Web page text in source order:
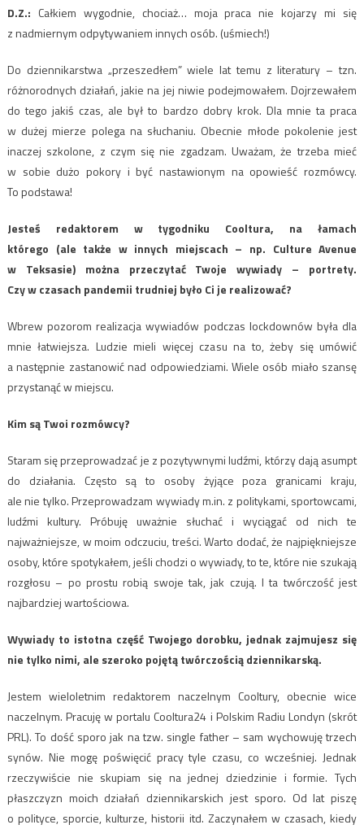
D.Z.: Całkiem wygodnie, chociaż… moja praca nie kojarzy mi się
z nadmiernym odpytywaniem innych osób. (uśmiech!)
Do dziennikarstwa „przeszedłem” wiele lat temu z literatury – tzn.
różnorodnych działań, jakie na jej niwie podejmowałem. Dojrzewałem
do tego jakiś czas, ale był to bardzo dobry krok. Dla mnie ta praca
w dużej mierze polega na słuchaniu. Obecnie młode pokolenie jest
inaczej szkolone, z czym się nie zgadzam. Uważam, że trzeba mieć
w sobie dużo pokory i być nastawionym na opowieść rozmówcy.
To podstawa!
Jesteś redaktorem w tygodniku Cooltura, na łamach
którego (ale także w innych miejscach – np. Culture Avenue
w Teksasie) można przeczytać Twoje wywiady – portrety.
Czy w czasach pandemii trudniej było Ci je realizować?
Wbrew pozorom realizacja wywiadów podczas lockdownów była dla
mnie łatwiejsza. Ludzie mieli więcej czasu na to, żeby się umówić
a następnie zastanowić nad odpowiedziami. Wiele osób miało szansę
przystanąć w miejscu.
Kim są Twoi rozmówcy?
Staram się przeprowadzać je z pozytywnymi ludźmi, którzy dają asumpt
do działania. Często są to osoby żyjące poza granicami kraju,
ale nie tylko. Przeprowadzam wywiady m.in. z politykami, sportowcami,
ludźmi kultury. Próbuję uważnie słuchać i wyciągać od nich te
najważniejsze, w moim odczuciu, treści. Warto dodać, że najpiękniejsze
osoby, które spotykałem, jeśli chodzi o wywiady, to te, które nie szukają
rozgłosu – po prostu robią swoje tak, jak czują. I ta twórczość jest
najbardziej wartościowa.
Wywiady to istotna część Twojego dorobku, jednak zajmujesz się
nie tylko nimi, ale szeroko pojętą twórczością dziennikarską.
Jestem wieloletnim redaktorem naczelnym Cooltury, obecnie wice
naczelnym. Pracuję w portalu Cooltura24 i Polskim Radiu Londyn (skrót
PRL). To dość sporo jak na tzw. single father – sam wychowuję trzech
synów. Nie mogę poświęcić pracy tyle czasu, co wcześniej. Jednak
rzeczywiście nie skupiam się na jednej dziedzinie i formie. Tych
płaszczyzn moich działań dziennikarskich jest sporo. Od lat piszę
o polityce, sporcie, kulturze, historii itd. Zaczynałem w czasach, kiedy